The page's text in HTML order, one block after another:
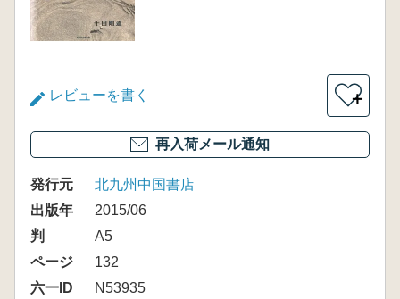
レビューを書く ＋
再入荷メール通知
発行元
北九州中国書店
出版年
2015/06
判
A5
ページ
132
六一ID
N53935